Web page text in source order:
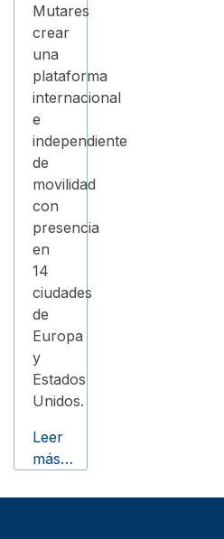
Mutares
crear
una
plataforma
internacional
e
independiente
de
movilidad
con
presencia
en
14
ciudades
de
Europa
y
Estados
Unidos.
Leer
más…